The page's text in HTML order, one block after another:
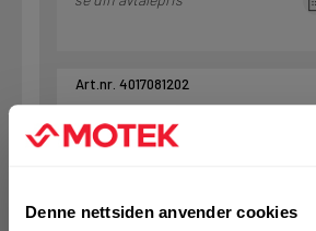
Denne nettsiden anvender cookies
Art.nr. 4017081202
Bolt sekskant 8X120 ELF
1 Pakke a 100 Stk